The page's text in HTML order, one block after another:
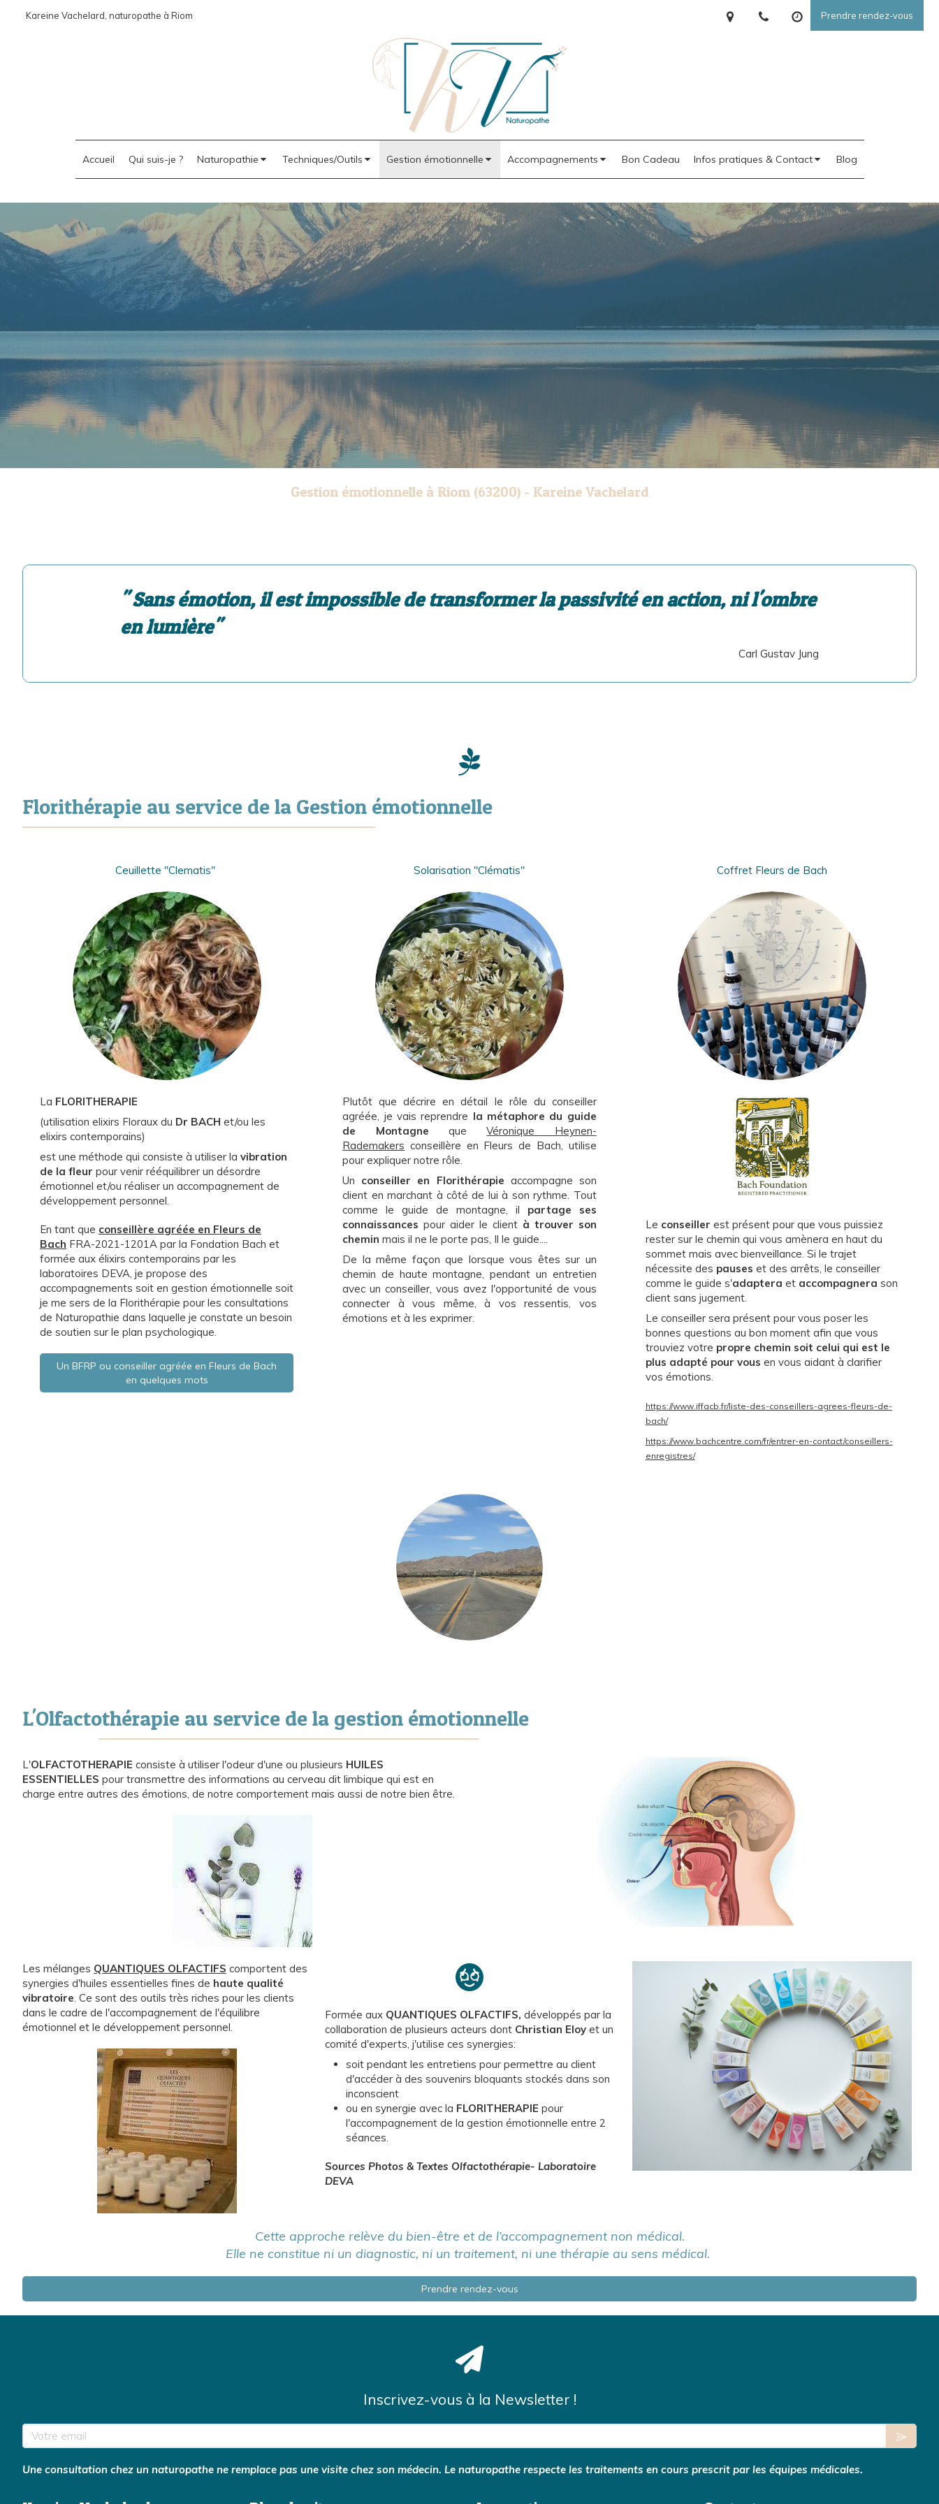
Kareine Vachelard, naturopathe à Riom Prendre rendez-vous
Accueil Qui suis-je ? Naturopathie Techniques/Outils Gestion émotionnelle Accompagnements Bon Cadeau Infos pratiques & Contact Blog
Gestion émotionnelle à Riom (63200) - Kareine Vachelard
" Sans émotion, il est impossible de transformer la passivité en action, ni l'ombre
en lumière"
Carl Gustav Jung
Florithérapie au service de la Gestion émotionnelle
Ceuillette "Clematis"
La FLORITHERAPIE
(utilisation elixirs Floraux du Dr BACH et/ou les
elixirs contemporains)
est une méthode qui consiste à utiliser la vibration
de la fleur pour venir rééquilibrer un désordre
émotionnel et/ou réaliser un accompagnement de
développement personnel.
En tant que conseillère agréée en Fleurs de
Bach FRA-2021-1201A par la Fondation Bach et
formée aux élixirs contemporains par les
laboratoires DEVA, je propose des
accompagnements soit en gestion émotionnelle soit
je me sers de la Florithérapie pour les consultations
de Naturopathie dans laquelle je constate un besoin
de soutien sur le plan psychologique.
Un BFRP ou conseiller agréée en Fleurs de Bach
en quelques mots
Solarisation "Clématis"
Plutôt que décrire en détail le rôle du conseiller
agréée, je vais reprendre la métaphore du guide
de Montagne queVéronique Heynen-
Rademakers conseillère en Fleurs de Bach, utilise
pour expliquer notre rôle.
Un conseiller en Florithérapie accompagne son
client en marchant à côté de lui à son rythme. Tout
comme le guide de montagne, il partage ses
connaissances pour aider le client à trouver son
chemin mais il ne le porte pas, Il le guide....
De la même façon que lorsque vous êtes sur un
chemin de haute montagne, pendant un entretien
avec un conseiller, vous avez l'opportunité de vous
connecter à vous même, à vos ressentis, vos
émotions et à les exprimer.
Coffret Fleurs de Bach
Le conseiller est présent pour que vous puissiez
rester sur le chemin qui vous amènera en haut du
sommet mais avec bienveillance. Si le trajet
nécessite des pauses et des arrêts, le conseiller
comme le guide s'adaptera et accompagnera son
client sans jugement.
Le conseiller sera présent pour vous poser les
bonnes questions au bon moment afin que vous
trouviez votre propre chemin soit celui qui est le
plus adapté pour vous en vous aidant à clarifier
vos émotions.
https://www.iffacb.fr/liste-des-conseillers-agrees-fleurs-de-
bach/
https://www.bachcentre.com/fr/entrer-en-contact/conseillers-
enregistres/
L'Olfactothérapie au service de la gestion émotionnelle
L'OLFACTOTHERAPIE consiste à utiliser l'odeur d'une ou plusieurs HUILES
ESSENTIELLES pour transmettre des informations au cerveau dit limbique qui est en
charge entre autres des émotions, de notre comportement mais aussi de notre bien être.
Les mélanges QUANTIQUES OLFACTIFS comportent des
synergies d'huiles essentielles fines de haute qualité
vibratoire . Ce sont des outils très riches pour les clients
dans le cadre de l'accompagnement de l'équilibre
émotionnel et le développement personnel.
Formée aux QUANTIQUES OLFACTIFS, développés par la
collaboration de plusieurs acteurs dont Christian Eloy et un
comité d'experts, j'utilise ces synergies:
soit pendant les entretiens pour permettre au client
d'accéder à des souvenirs bloquants stockés dans son
inconscient
ou en synergie avec la FLORITHERAPIE pour
l'accompagnement de la gestion émotionnelle entre 2
séances.
Sources Photos & Textes Olfactothérapie- Laboratoire
DEVA
Cette approche relève du bien-être et de l’accompagnement non médical.
Elle ne constitue ni un diagnostic, ni un traitement, ni une thérapie au sens médical.
Prendre rendez-vous
Inscrivez-vous à la Newsletter !
Votre email
Une consultation chez un naturopathe ne remplace pas une visite chez son médecin. Le naturopathe respecte les traitements en cours prescrit par les équipes médicales.